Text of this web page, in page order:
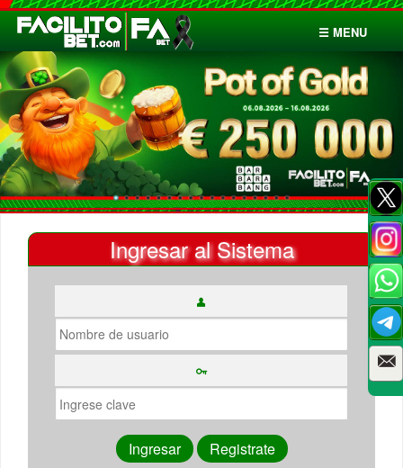
☰ MENU
Inicio
Apuestas
Cuentas
Ingresar al Sistema